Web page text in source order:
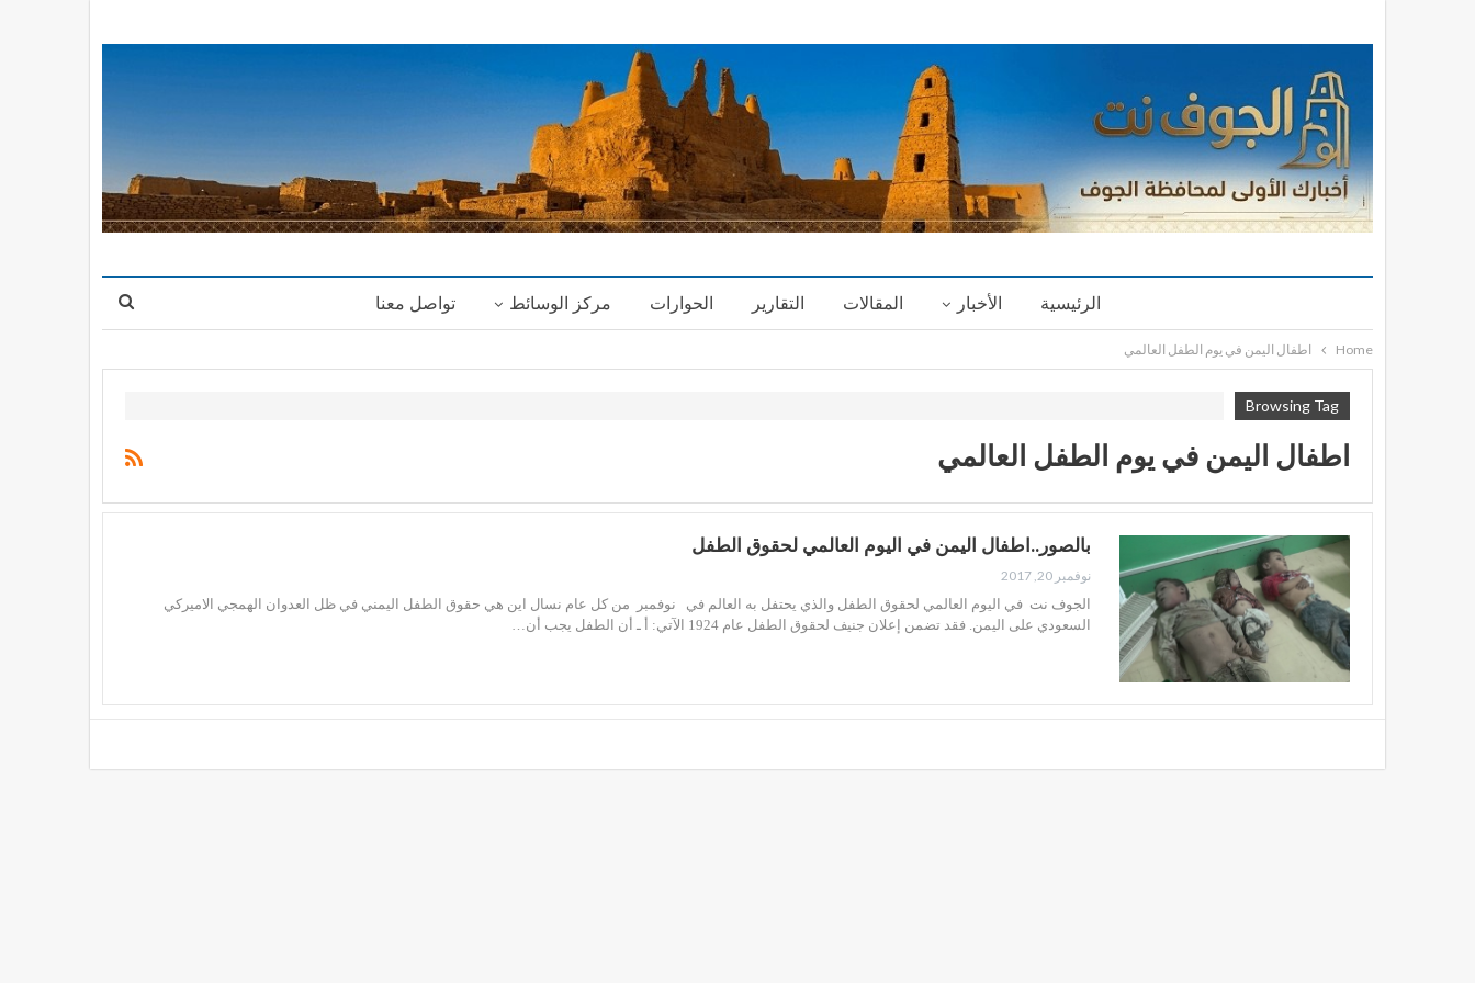
الرئيسية الأخبار المقالات التقارير الحوارات مركز الوسائط تواصل معنا
Home اطفال اليمن في يوم الطفل العالمي
Browsing Tag
اطفال اليمن في يوم الطفل العالمي
بالصور..اطفال اليمن في اليوم العالمي لحقوق الطفل
نوفمبر 20, 2017
الجوف نت في اليوم العالمي لحقوق الطفل والذي يحتفل به العالم في نوفمبر من كل عام نسال اين هي حقوق الطفل اليمني في ظل العدوان الهمجي الاميركي
السعودي على اليمن. فقد تضمن إعلان جنيف لحقوق الطفل عام 1924 الآتي: أ ـ أن الطفل يجب أن…